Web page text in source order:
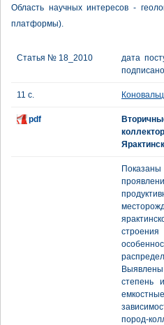
Область научных интересов -
платформы).
Статья № 18_2010
дата
11 с.
pdf
степень
пород-